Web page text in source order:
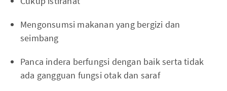
Mengonsumsi makanan yang bergizi dan
seimbang
Panca indera berfungsi dengan baik serta tidak
ada gangguan fungsi otak dan saraf